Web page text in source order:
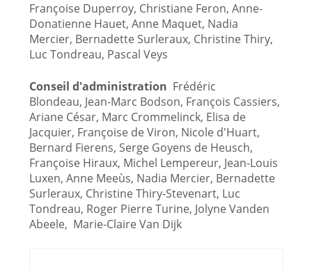
Françoise Duperroy, Christiane Feron, Anne-
Donatienne Hauet, Anne Maquet, Nadia
Mercier, Bernadette Surleraux, Christine Thiry,
Luc Tondreau, Pascal Veys
Conseil d'administration Frédéric
Blondeau, Jean-Marc Bodson, François Cassiers,
Ariane César, Marc Crommelinck, Elisa de
Jacquier, Françoise de Viron, Nicole d'Huart,
Bernard Fierens, Serge Goyens de Heusch,
Françoise Hiraux, Michel Lempereur, Jean-Louis
Luxen, Anne Meeùs, Nadia Mercier, Bernadette
Surleraux, Christine Thiry-Stevenart, Luc
Tondreau, Roger Pierre Turine, Jolyne Vanden
Abeele, Marie-Claire Van Dijk